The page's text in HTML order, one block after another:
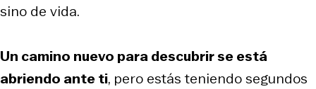
sino de vida.
Un camino nuevo para descubrir se está
abriendo ante ti, pero estás teniendo segundos